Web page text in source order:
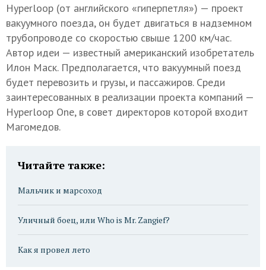
Hyperloop (от английского «гиперпетля») — проект
вакуумного поезда, он будет двигаться в надземном
трубопроводе со скоростью свыше 1200 км/час.
Автор идеи — известный американский изобретатель
Илон Маск. Предполагается, что вакуумный поезд
будет перевозить и грузы, и пассажиров. Среди
заинтересованных в реализации проекта компаний —
Hyperloop One, в совет директоров которой входит
Магомедов.
Читайте также:
Мальчик и марсоход
Уличный боец, или Who is Mr. Zangief?
Как я провел лето